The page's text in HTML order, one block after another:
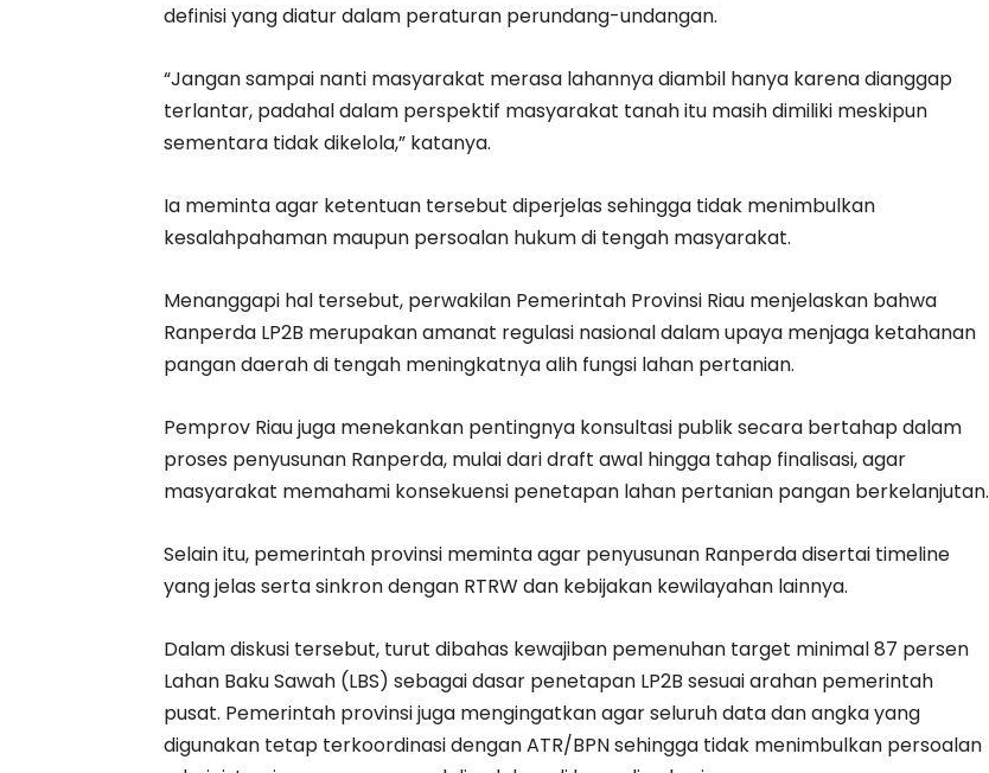
definisi yang diatur dalam peraturan perundang-undangan.
“Jangan sampai nanti masyarakat merasa lahannya diambil hanya karena dianggap
terlantar, padahal dalam perspektif masyarakat tanah itu masih dimiliki meskipun
sementara tidak dikelola,” katanya.
Ia meminta agar ketentuan tersebut diperjelas sehingga tidak menimbulkan
kesalahpahaman maupun persoalan hukum di tengah masyarakat.
Menanggapi hal tersebut, perwakilan Pemerintah Provinsi Riau menjelaskan bahwa
Ranperda LP2B merupakan amanat regulasi nasional dalam upaya menjaga ketahanan
pangan daerah di tengah meningkatnya alih fungsi lahan pertanian.
Pemprov Riau juga menekankan pentingnya konsultasi publik secara bertahap dalam
proses penyusunan Ranperda, mulai dari draft awal hingga tahap finalisasi, agar
masyarakat memahami konsekuensi penetapan lahan pertanian pangan berkelanjutan.
Selain itu, pemerintah provinsi meminta agar penyusunan Ranperda disertai timeline
yang jelas serta sinkron dengan RTRW dan kebijakan kewilayahan lainnya.
Dalam diskusi tersebut, turut dibahas kewajiban pemenuhan target minimal 87 persen
Lahan Baku Sawah (LBS) sebagai dasar penetapan LP2B sesuai arahan pemerintah
pusat. Pemerintah provinsi juga mengingatkan agar seluruh data dan angka yang
digunakan tetap terkoordinasi dengan ATR/BPN sehingga tidak menimbulkan persoalan